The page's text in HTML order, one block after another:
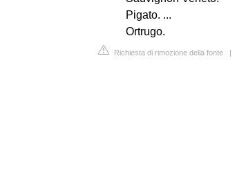
Pigato. ...
Ortrugo.
Richiesta di rimozione della fonte |